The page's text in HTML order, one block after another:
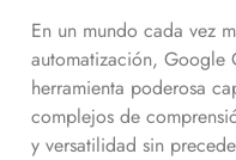
En un mundo cada vez
automatización, Google
herramienta poderosa
complejos de
y versatilidad sin